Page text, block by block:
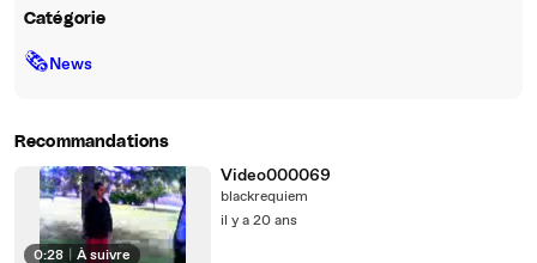
Catégorie
🗞News
Recommandations
0:28 À suivre
Video000069
blackrequiem
il y a 20 ans